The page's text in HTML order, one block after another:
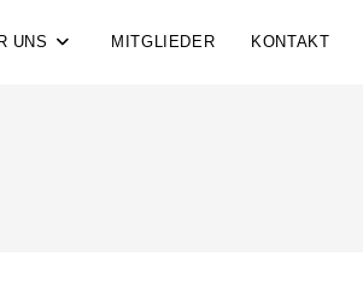
UNS MITGLIEDER KONTAKT